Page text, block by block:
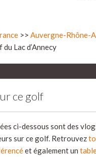
>> Auvergne-Rhône-
du Lac d’Annecy
ce golf
ci-dessous sont des
sur ce golf. Retrouvez
et également un